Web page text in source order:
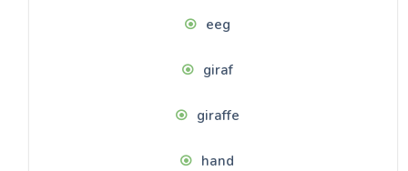
eeg
giraf
giraffe
hand